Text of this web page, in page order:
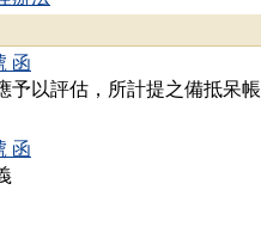
函
予以評估，所計提之備抵呆帳
函